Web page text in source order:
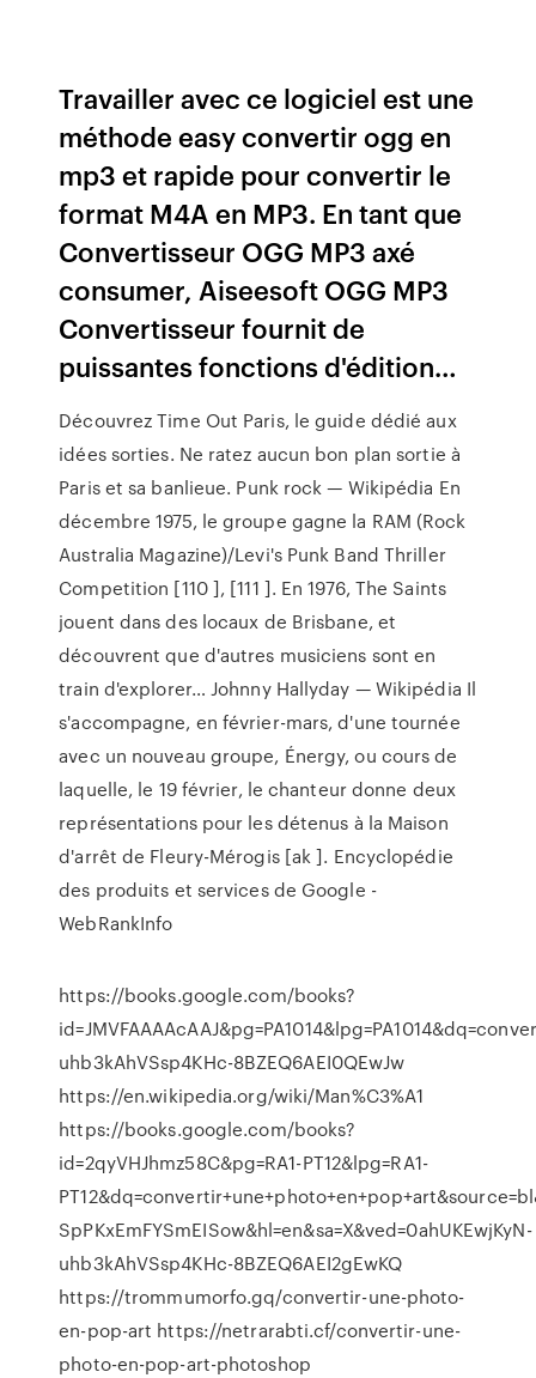
Travailler avec ce logiciel est une
méthode easy convertir ogg en
mp3 et rapide pour convertir le
format M4A en MP3. En tant que
Convertisseur OGG MP3 axé
consumer, Aiseesoft OGG MP3
Convertisseur fournit de
puissantes fonctions d'édition…
Découvrez Time Out Paris, le guide dédié aux
idées sorties. Ne ratez aucun bon plan sortie à
Paris et sa banlieue. Punk rock — Wikipédia En
décembre 1975, le groupe gagne la RAM (Rock
Australia Magazine)/Levi's Punk Band Thriller
Competition [110 ], [111 ]. En 1976, The Saints
jouent dans des locaux de Brisbane, et
découvrent que d'autres musiciens sont en
train d'explorer…Johnny Hallyday — Wikipédia Il
s'accompagne, en février-mars, d'une tournée
avec un nouveau groupe, Énergy, ou cours de
laquelle, le 19 février, le chanteur donne deux
représentations pour les détenus à la Maison
d'arrêt de Fleury-Mérogis [ak ]. Encyclopédie
des produits et services de Google -
WebRankInfo
https://books.google.com/books?
uhb3kAhVSsp4KHc-8BZEQ6AEI0QEwJw
https://en.wikipedia.org/wiki/Man%C3%A1
https://books.google.com/books?
id=2qyVHJhmz58C&pg=RA1-PT12&lpg=RA1-
SpPKxEmFYSmEISow&hl=en&sa=X&ved=0ahUKEwjKyN-
uhb3kAhVSsp4KHc-8BZEQ6AEI2gEwKQ
https://trommumorfo.gq/convertir-une-photo-
en-pop-art https://netrarabti.cf/convertir-une-
photo-en-pop-art-photoshop